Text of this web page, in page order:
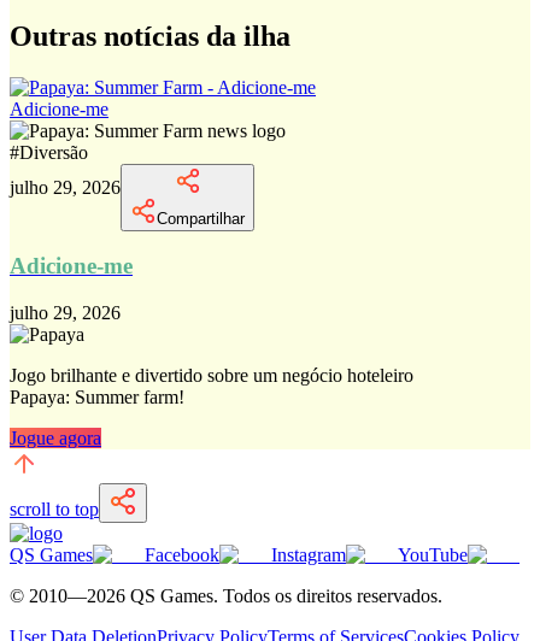
Outras notícias da ilha
Adicione-me
#Diversão
julho 29, 2026
Compartilhar
Adicione-me
julho 29, 2026
Jogo brilhante e divertido sobre um negócio hoteleiro
Papaya: Summer farm!
Jogue agora
scroll to top
QS Games Facebook Instagram
YouTube
© 2010—2026 QS Games. Todos os direitos reservados.